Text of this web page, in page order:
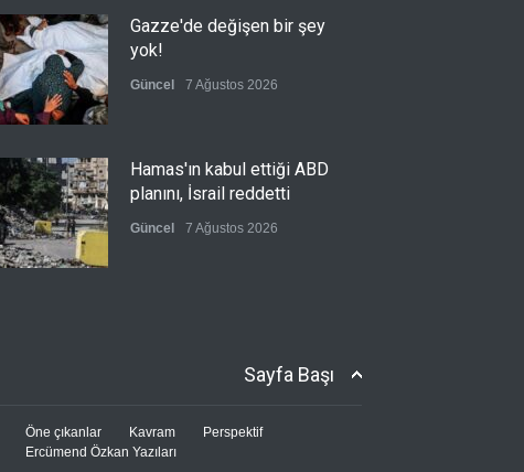
Gazze'de değişen bir şey
yok!
Güncel 7 Ağustos 2026
Hamas'ın kabul ettiği ABD
planını, İsrail reddetti
Güncel 7 Ağustos 2026
6 Ağustos 2026
Irak'taki iktidar koalisyonu,
Sayfa Başı
Öne çıkanlar Kavram
Perspektif
Ercümend Özkan Yazıları